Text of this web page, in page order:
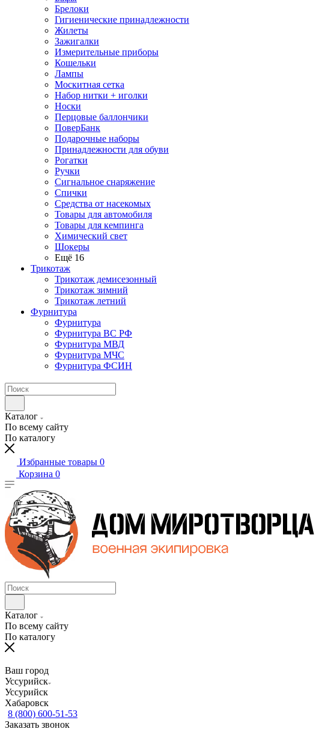
Брелоки
Гигиенические принадлежности
Жилеты
Зажигалки
Измерительные приборы
Кошельки
Лампы
Москитная сетка
Набор нитки + иголки
Носки
Перцовые баллончики
ПоверБанк
Подарочные наборы
Принадлежности для обуви
Рогатки
Ручки
Сигнальное снаряжение
Спички
Средства от насекомых
Товары для автомобиля
Товары для кемпинга
Химический свет
Шокеры
Ещё 16
Трикотаж
Трикотаж демисезонный
Трикотаж зимний
Трикотаж летний
Фурнитура
Фурнитура
Фурнитура ВС РФ
Фурнитура МВД
Фурнитура МЧС
Фурнитура ФСИН
Каталог
По всему сайту
По каталогу
Избранные товары 0
Корзина 0
Каталог
По всему сайту
По каталогу
Ваш город
Уссурийск
Уссурийск
Хабаровск
8 (800) 600-51-53
Заказать звонок